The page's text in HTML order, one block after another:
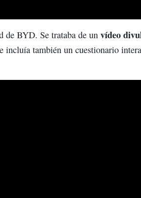
de BYD. Se trataba de un vídeo
también un cuestionario